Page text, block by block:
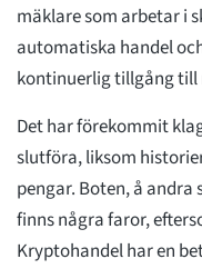
mäklare som arbetar i
automatiska handel
kontinuerlig tillgång till
Det har förekommit
slutföra, liksom
pengar. Boten, å
finns några faror,
Kryptohandel har en